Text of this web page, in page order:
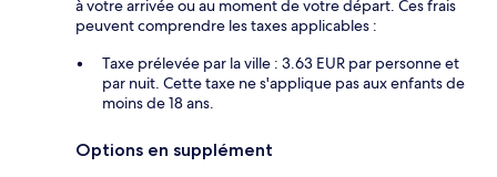
à votre arrivée ou au moment de votre départ. Ces frais
peuvent comprendre les taxes applicables :
Taxe prélevée par la ville : 3.63 EUR par personne et
par nuit. Cette taxe ne s'applique pas aux enfants de
moins de 18 ans.
Options en supplément